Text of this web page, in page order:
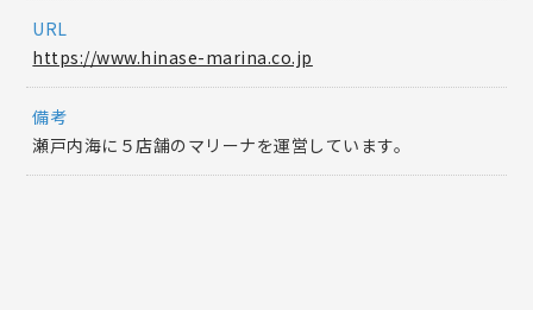
URL
https://www.hinase-marina.co.jp
備考
瀬戸内海に５店舗のマリーナを運営しています。